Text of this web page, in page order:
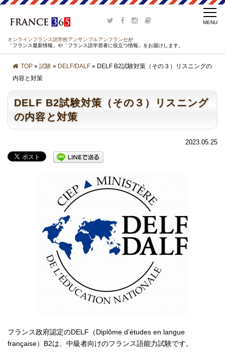
オンラインフランス語学校アンサンブルアンフランセが
「フランス最新情報」や「フランス語学習者に役立つ情報」をお届けします。
TOP » 試験 » DELF/DALF » DELF B2試験対策（その３）リスニングの
内容と対策
DELF B2試験対策（その３）リスニング
の内容と対策
2023.05.25
フランス政府認定のDELF（Diplôme dʼétudes en langue
française）B2は、中級者向けのフランス語能力試験です。